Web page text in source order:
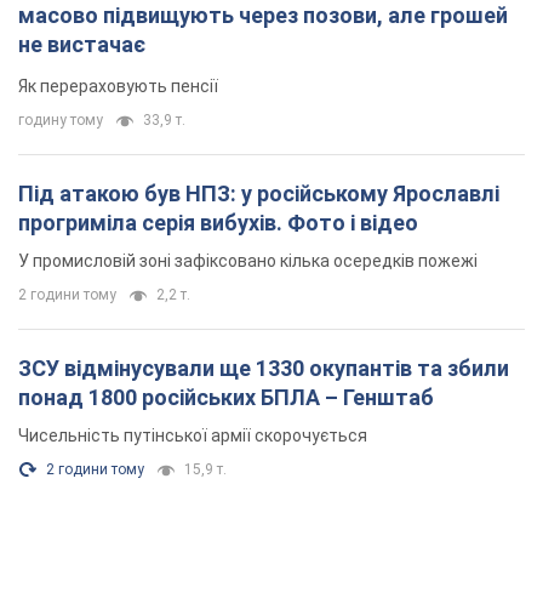
масово підвищують через позови, але грошей
не вистачає
Як перераховують пенсії
годину тому 33,9 т.
Під атакою був НПЗ: у російському Ярославлі
прогриміла серія вибухів. Фото і відео
У промисловій зоні зафіксовано кілька осередків пожежі
2 години тому 2,2 т.
ЗСУ відмінусували ще 1330 окупантів та збили
понад 1800 російських БПЛА – Генштаб
Чисельність путінської армії скорочується
2 години тому 15,9 т.